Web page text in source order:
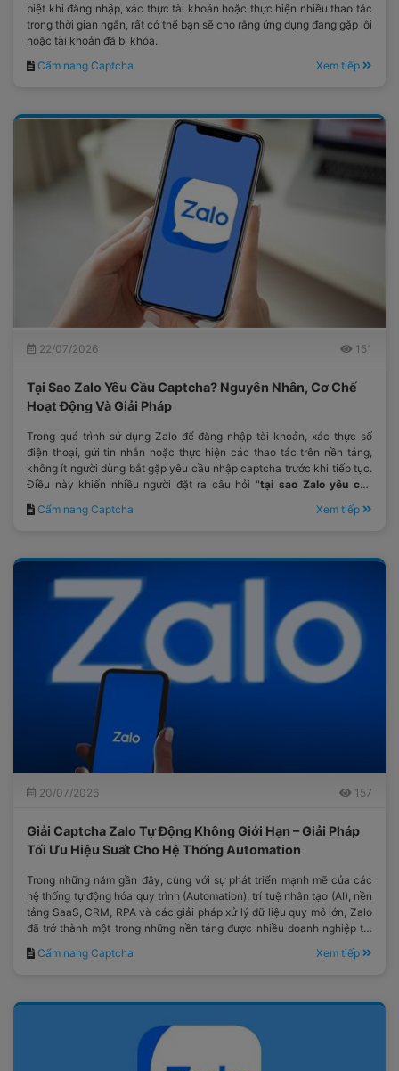
biệt khi đăng nhập, xác thực tài khoản hoặc thực hiện nhiều thao tác
trong thời gian ngắn, rất có thể bạn sẽ cho rằng ứng dụng đang gặp lỗi
hoặc tài khoản đã bị khóa.
Cẩm nang Captcha
Xem tiếp
22/07/2026 151
Tại Sao Zalo Yêu Cầu Captcha? Nguyên Nhân, Cơ Chế
Hoạt Động Và Giải Pháp
Trong quá trình sử dụng Zalo để đăng nhập tài khoản, xác thực số
điện thoại, gửi tin nhắn hoặc thực hiện các thao tác trên nền tảng,
không ít người dùng bắt gặp yêu cầu nhập captcha trước khi tiếp tục.
Điều này khiến nhiều người đặt ra câu hỏi "tại sao Zalo yêu cầu
Cẩm nang Captcha Xem tiếp
20/07/2026 157
Giải Captcha Zalo Tự Động Không Giới Hạn – Giải Pháp
Tối Ưu Hiệu Suất Cho Hệ Thống Automation
Trong những năm gần đây, cùng với sự phát triển mạnh mẽ của các
hệ thống tự động hóa quy trình (Automation), trí tuệ nhân tạo (AI), nền
tảng SaaS, CRM, RPA và các giải pháp xử lý dữ liệu quy mô lớn, Zalo
đã trở thành một trong những nền tảng được nhiều doanh nghiệp tại
Việt Nam lựa chọn.
Cẩm nang Captcha Xem tiếp